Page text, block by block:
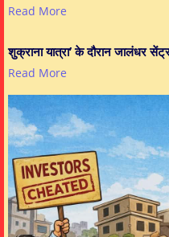
Read More
शुक्राना यात्रा’ के दौरान जालंधर
Read More